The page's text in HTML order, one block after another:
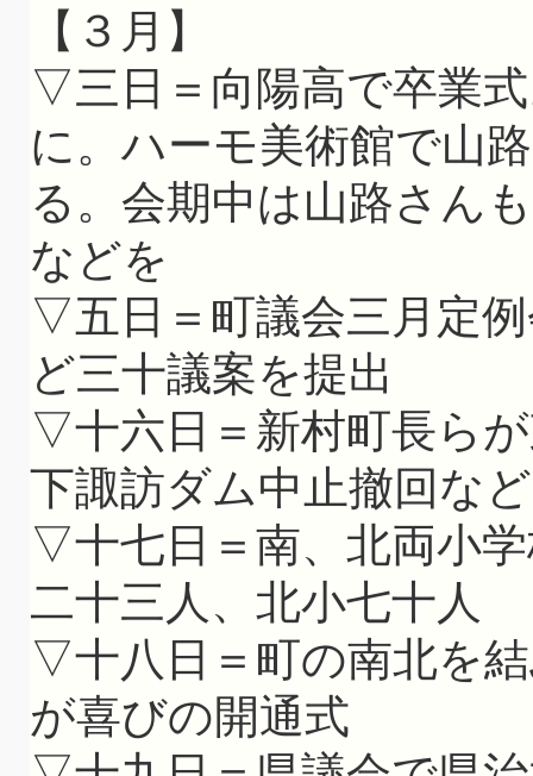
【３月】
▽三日＝向陽高で卒業
に。ハーモ美術館で山
る。会期中は山路さん
などを
▽五日＝町議会三月定
ど三十議案を提出
▽十六日＝新村町長ら
下諏訪ダム中止撤回な
▽十七日＝南、北両小
二十三人、北小七十人
▽十八日＝町の南北を
が喜びの開通式